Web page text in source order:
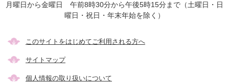
月曜日から金曜日 午前8時30分から午後5時15分まで（土曜日・日
曜日・祝日・年末年始を除く）
このサイトをはじめてご利用される方へ
サイトマップ
個人情報の取り扱いについて